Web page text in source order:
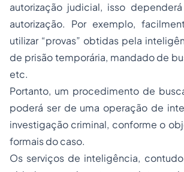
autorização judicial, isso
autorização. Por exemplo,
utilizar “provas” obtidas pela
de prisão temporária, mandado de
etc.
Portanto, um procedimento de
poderá ser de uma operação de
investigação criminal, conforme o
formais do caso.
Os serviços de inteligência,